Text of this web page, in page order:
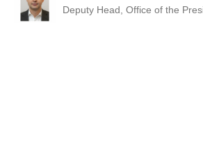
Deputy Head, Office of the